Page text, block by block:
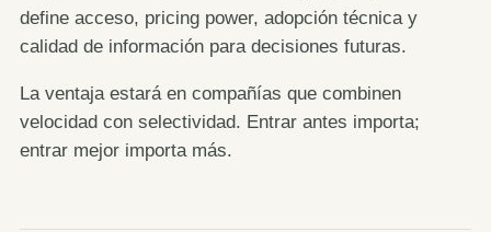
define acceso, pricing power, adopción técnica y
calidad de información para decisiones futuras.
La ventaja estará en compañías que combinen
velocidad con selectividad. Entrar antes importa;
entrar mejor importa más.